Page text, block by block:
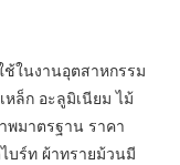
ในงานอุตสาหกรรม
ล็ก อะลูมิเนียม ไม้
มาตรฐาน ราคา
บร์ท ผ้าทรายม้วนมี